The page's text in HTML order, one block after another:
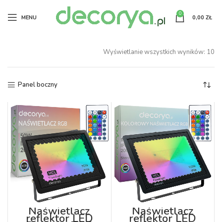
MENU
0
0,00 ZŁ
Wyświetlanie wszystkich wyników: 10
Panel boczny
Naświetlacz
reflektor LED Naświetlacz
reflektor LED